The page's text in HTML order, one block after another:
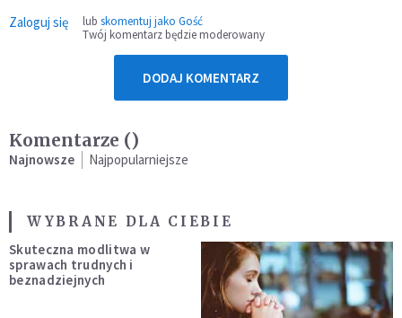
Zaloguj się lub skomentuj jako Gość
Twój komentarz będzie moderowany
DODAJ KOMENTARZ
Komentarze ()
Najnowsze Najpopularniejsze
WYBRANE DLA CIEBIE
Skuteczna modlitwa w
sprawach trudnych i
beznadziejnych